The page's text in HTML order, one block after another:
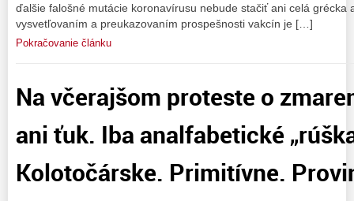
ďalšie falošné mutácie koronavírusu nebude stačiť ani celá grécka
vysvetľovaním a preukazovaním prospešnosti vakcín je […]
Pokračovanie článku
Na včerajšom proteste o
ani ťuk. Iba analfabetické
Kolotočárske. Primitívne.